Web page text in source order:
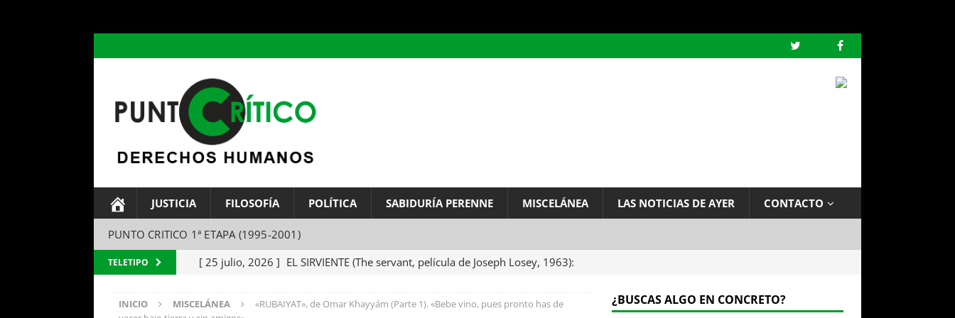
JUSTICIA FILOSOFÍA POLÍTICA SABIDURÍA PERENNE MISCELÁNEA LAS NOTICIAS DE AYER CONTACTO
PUNTO CRITICO 1ª ETAPA (1995-2001)
TELETIPO [ 25 julio, 2026 ] EL SIRVIENTE (The servant, película de Joseph Losey, 1963):
[ 24 julio, 2026 ] EL TEMA DEL INFINITO, por Baruch de Spinoza (Carta de
INICIO MISCELÁNEA
«RUBAIYAT», de Omar Khayyám (Parte 1). «Bebe vino, pues pronto has de
¿BUSCAS ALGO EN CONCRETO?